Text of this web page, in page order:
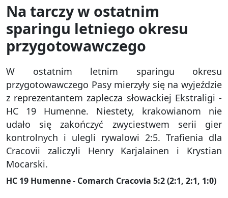
Na tarczy w ostatnim
sparingu letniego okresu
przygotowawczego
W ostatnim letnim sparingu okresu
przygotowawczego Pasy mierzyły się na wyjeździe
z reprezentantem zaplecza słowackiej Ekstraligi -
HC 19 Humenne. Niestety, krakowianom nie
udało się zakończyć zwyciestwem serii gier
kontrolnych i ulegli rywalowi 2:5. Trafienia dla
Cracovii zaliczyli Henry Karjalainen i Krystian
Mocarski.
HC 19 Humenne - Comarch Cracovia 5:2 (2:1, 2:1, 1:0)